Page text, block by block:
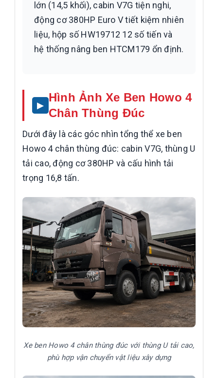
lớn (14,5 khối), cabin V7G tiện nghi,
động cơ 380HP Euro V tiết kiệm nhiên
liệu, hộp số HW19712 12 số tiến và
hệ thống nâng ben HTCM179 ổn định.
Hình Ảnh Xe Ben Howo 4
Chân Thùng Đúc
Dưới đây là các góc nhìn tổng thể xe ben
Howo 4 chân thùng đúc: cabin V7G, thùng U
tải cao, động cơ 380HP và cấu hình tải
trọng 16,8 tấn.
Xe ben Howo 4 chân thùng đúc với thùng U tải cao,
phù hợp vận chuyển vật liệu xây dựng